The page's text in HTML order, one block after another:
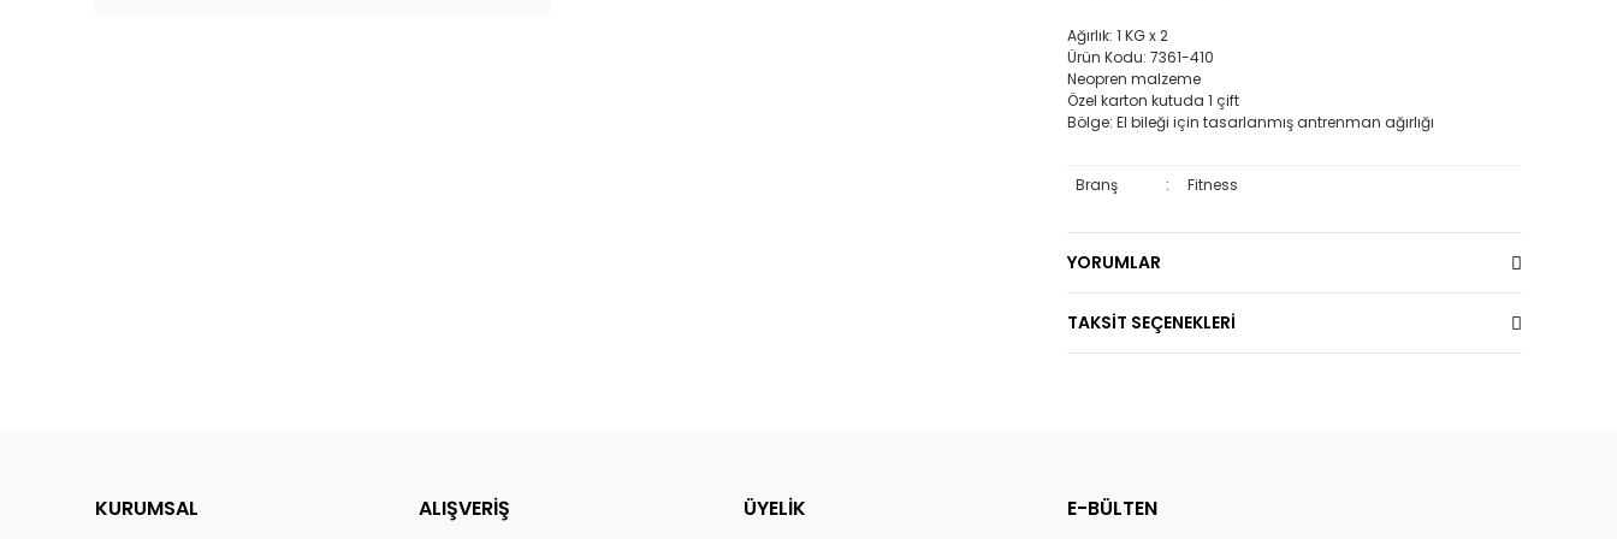
Ağırlık: 1 KG x 2
Ürün Kodu: 7361-410
Neopren malzeme
Özel karton kutuda 1 çift
Bölge: El bileği için tasarlanmış antrenman ağırlığı
Branş : Fitness
YORUMLAR
TAKSİT SEÇENEKLERİ
KURUMSAL ALIŞVERİŞ ÜYELİK E-BÜLTEN